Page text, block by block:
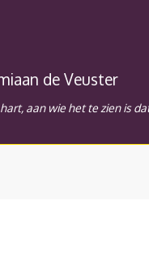
de Veuster
aan wie het te zien is